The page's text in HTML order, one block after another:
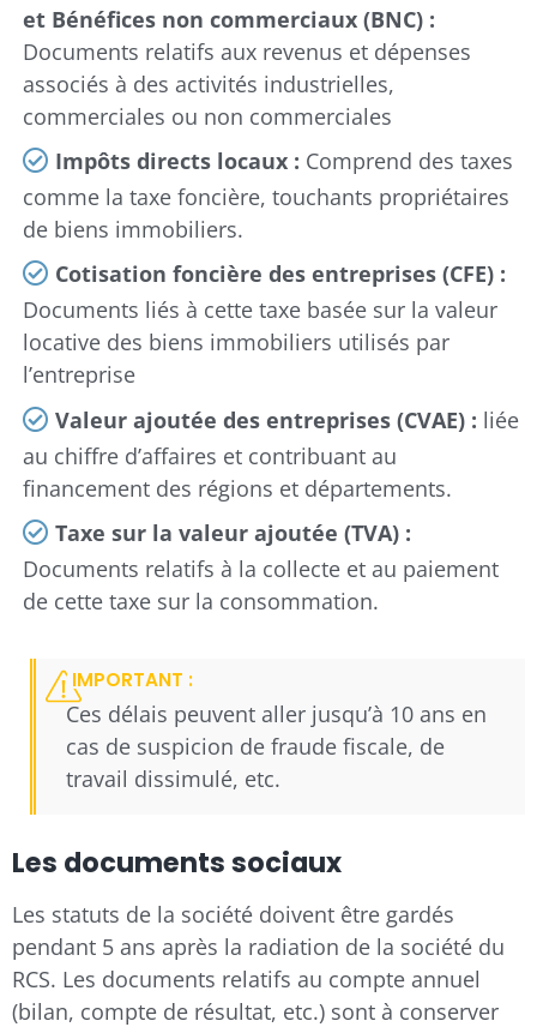
et Bénéfices non commerciaux (BNC) :
Documents relatifs aux revenus et dépenses
associés à des activités industrielles,
commerciales ou non commerciales
Impôts directs locaux : Comprend des taxes
comme la taxe foncière, touchants propriétaires
de biens immobiliers.
Cotisation foncière des entreprises (CFE) :
Documents liés à cette taxe basée sur la valeur
locative des biens immobiliers utilisés par
l’entreprise
Valeur ajoutée des entreprises (CVAE) : liée
au chiffre d’affaires et contribuant au
financement des régions et départements.
Taxe sur la valeur ajoutée (TVA) :
Documents relatifs à la collecte et au paiement
de cette taxe sur la consommation.
IMPORTANT :
Ces délais peuvent aller jusqu’à 10 ans en
cas de suspicion de fraude fiscale, de
travail dissimulé, etc.
Les documents sociaux
Les statuts de la société doivent être gardés
pendant 5 ans après la radiation de la société du
RCS. Les documents relatifs au compte annuel
(bilan, compte de résultat, etc.) sont à conserver